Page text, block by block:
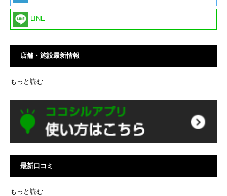
LINE
店舗・施設最新情報
もっと読む
最新口コミ
もっと読む